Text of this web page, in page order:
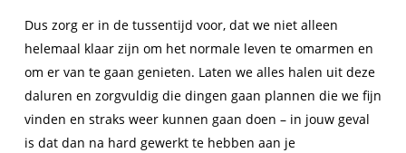
Dus zorg er in de tussentijd voor, dat we niet alleen
helemaal klaar zijn om het normale leven te omarmen en
om er van te gaan genieten. Laten we alles halen uit deze
daluren en zorgvuldig die dingen gaan plannen die we fijn
vinden en straks weer kunnen gaan doen – in jouw geval
is dat dan na hard gewerkt te hebben aan je